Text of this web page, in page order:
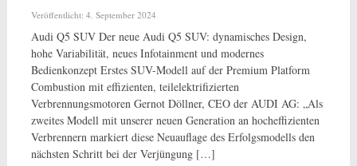
Veröffentlicht: 4. September 2024
Audi Q5 SUV Der neue Audi Q5 SUV: dynamisches Design,
hohe Variabilität, neues Infotainment und modernes
Bedienkonzept Erstes SUV-Modell auf der Premium Platform
Combustion mit effizienten, teilelektrifizierten
Verbrennungsmotoren Gernot Döllner, CEO der AUDI AG: „Als
zweites Modell mit unserer neuen Generation an hocheffizienten
Verbrennern markiert diese Neuauflage des Erfolgsmodells den
nächsten Schritt bei der Verjüngung […]